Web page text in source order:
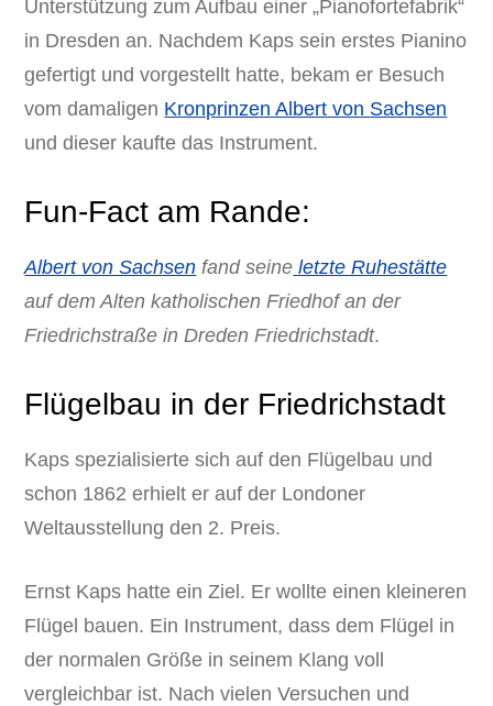
Unterstützung zum Aufbau einer „Pianofortefabrik“
in Dresden an. Nachdem Kaps sein erstes Pianino
gefertigt und vorgestellt hatte, bekam er Besuch
vom damaligen Kronprinzen Albert von Sachsen
und dieser kaufte das Instrument.
Fun-Fact am Rande:
Albert von Sachsen fand seine letzte Ruhestätte
auf dem Alten katholischen Friedhof an der
Friedrichstraße in Dreden Friedrichstadt.
Flügelbau in der Friedrichstadt
Kaps spezialisierte sich auf den Flügelbau und
schon 1862 erhielt er auf der Londoner
Weltausstellung den 2. Preis.
Ernst Kaps hatte ein Ziel. Er wollte einen kleineren
Flügel bauen. Ein Instrument, dass dem Flügel in
der normalen Größe in seinem Klang voll
vergleichbar ist. Nach vielen Versuchen und